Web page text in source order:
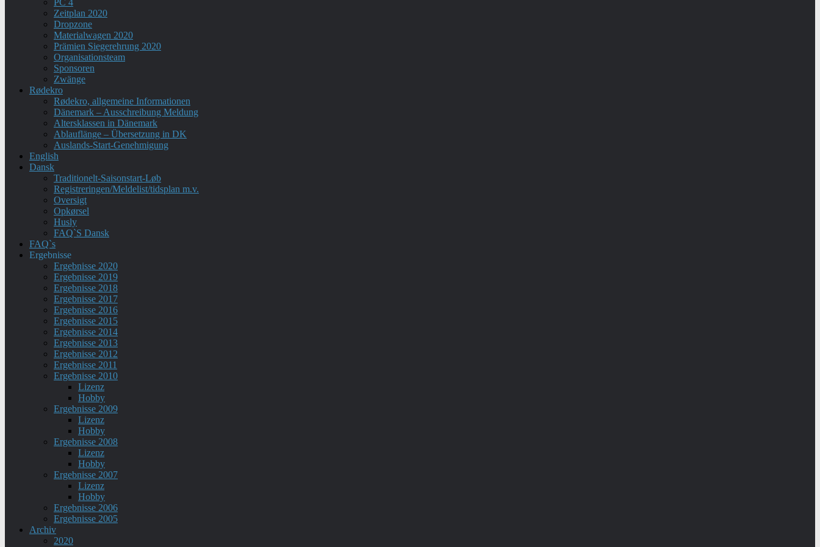
PC 4
Zeitplan 2020
Dropzone
Materialwagen 2020
Prämien Siegerehrung 2020
Organisationsteam
Sponsoren
Zwänge
Rødekro
Rødekro, allgemeine Informationen
Dänemark – Ausschreibung Meldung
Altersklassen in Dänemark
Ablauflänge – Übersetzung in DK
Auslands-Start-Genehmigung
English
Dansk
Traditionelt-Saisonstart-Løb
Registreringen/Meldelist/tidsplan m.v.
Oversigt
Opkørsel
Husly
FAQ`S Dansk
FAQ`s
Ergebnisse
Ergebnisse 2020
Ergebnisse 2019
Ergebnisse 2018
Ergebnisse 2017
Ergebnisse 2016
Ergebnisse 2015
Ergebnisse 2014
Ergebnisse 2013
Ergebnisse 2012
Ergebnisse 2011
Ergebnisse 2010
Lizenz
Hobby
Ergebnisse 2009
Lizenz
Hobby
Ergebnisse 2008
Lizenz
Hobby
Ergebnisse 2007
Lizenz
Hobby
Ergebnisse 2006
Ergebnisse 2005
Archiv
2020